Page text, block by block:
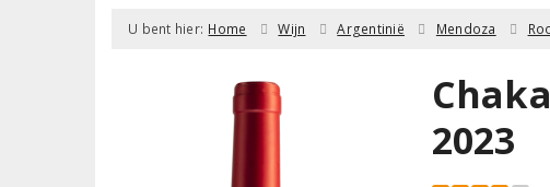
U bent hier: Home Wijn Argentinië Mendoza
2023